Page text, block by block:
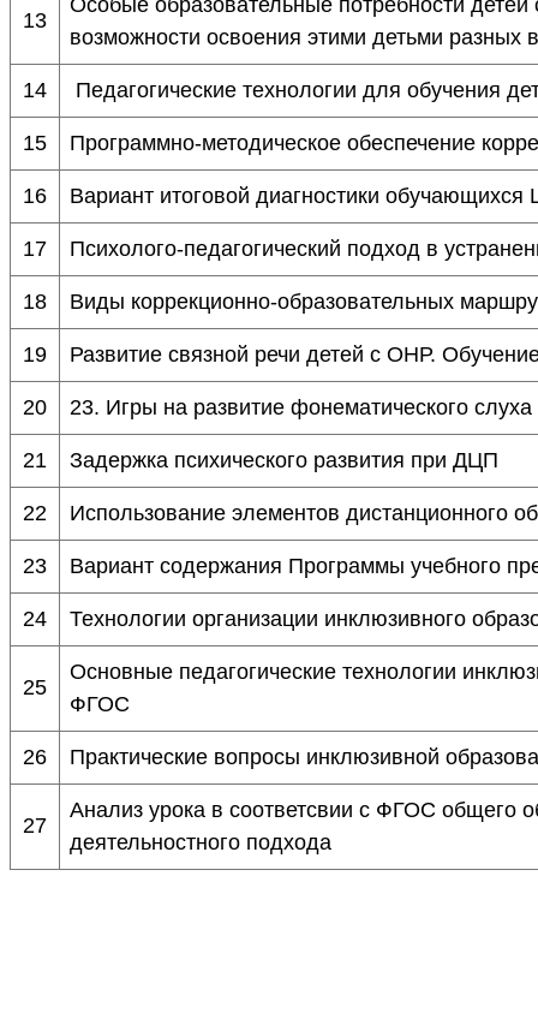
13
Особые образовательные потребности детей
возможности освоения этими детьми
14 Педагогические технологии для обучения
15 Программно-методическое обеспечение
16 Вариант итоговой диагностики
17 Психолого-педагогический подход в
18 Виды коррекционно-образовательных
19 Развитие связной речи детей с ОНР.
20 23. Игры на развитие фонематического слуха
21 Задержка психического развития при ДЦП
22 Использование элементов дистанционного
23 Вариант содержания Программы учебного
24 Технологии организации инклюзивного
25
Основные педагогические технологии
ФГОС
26 Практические вопросы инклюзивной
27
Анализ урока в соответсвии с ФГОС общего
деятельностного подхода